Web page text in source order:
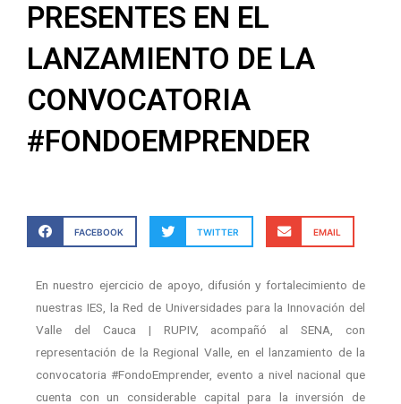
PRESENTES EN EL
LANZAMIENTO DE LA
CONVOCATORIA
#FONDOEMPRENDER
FACEBOOK TWITTER EMAIL
En nuestro ejercicio de apoyo, difusión y fortalecimiento de
nuestras IES, la Red de Universidades para la Innovación del
Valle del Cauca | RUPIV, acompañó al SENA, con
representación de la Regional Valle, en el lanzamiento de la
convocatoria #FondoEmprender, evento a nivel nacional que
cuenta con un considerable capital para la inversión de